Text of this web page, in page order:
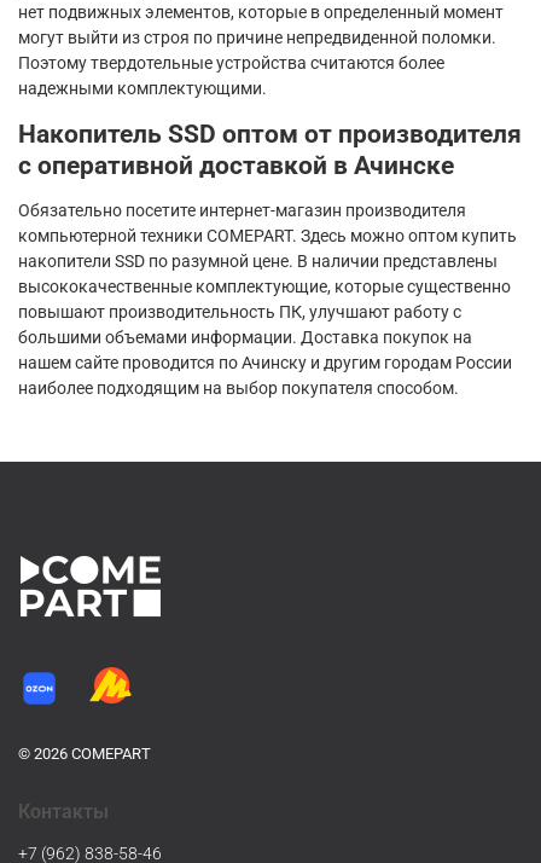
нет подвижных элементов, которые в определенный момент
могут выйти из строя по причине непредвиденной поломки.
Поэтому твердотельные устройства считаются более
надежными комплектующими.
Накопитель SSD оптом от производителя
с оперативной доставкой в Ачинске
Обязательно посетите интернет-магазин производителя
компьютерной техники COMEPART. Здесь можно оптом купить
накопители SSD по разумной цене. В наличии представлены
высококачественные комплектующие, которые существенно
повышают производительность ПК, улучшают работу с
большими объемами информации. Доставка покупок на
нашем сайте проводится по Ачинску и другим городам России
наиболее подходящим на выбор покупателя способом.
© 2026 COMEPART
Контакты
+7 (962) 838-58-46